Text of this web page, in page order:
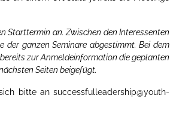
Starttermin an. Zwischen den Interessenten
der ganzen Seminare abgestimmt. Bei dem
zur Anmeldeinformation die geplanten
Seiten beigefügt.
bitte an successfulleadership@youth-